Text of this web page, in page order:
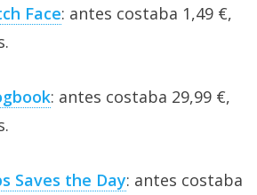
Face: antes costaba 1,49 €,
: antes costaba 29,99 €,
Saves the Day: antes costaba